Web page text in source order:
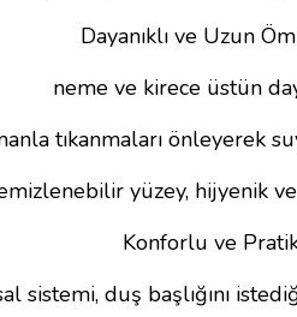
Dayanıklı ve Uzun
neme ve kirece üstün
tıkanmaları önleyerek
yüzey, hijyenik
Konforlu ve
sistemi, duş başlığını